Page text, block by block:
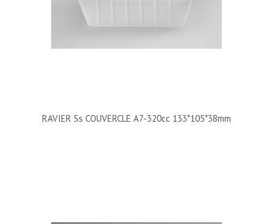
RAVIER Ss COUVERCLE A7-320cc 133*105*38mm